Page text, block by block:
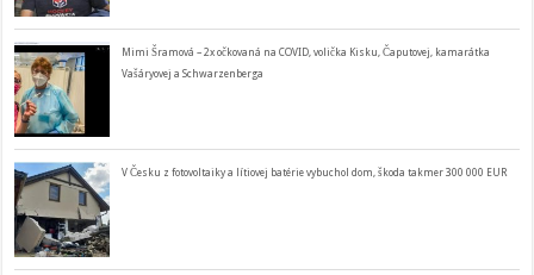
Mimi Šramová – 2x očkovaná na COVID, volička Kisku, Čaputovej, kamarátka
Vašáryovej a Schwarzenberga
V Česku z fotovoltaiky a lítiovej batérie vybuchol dom, škoda takmer 300 000 EUR